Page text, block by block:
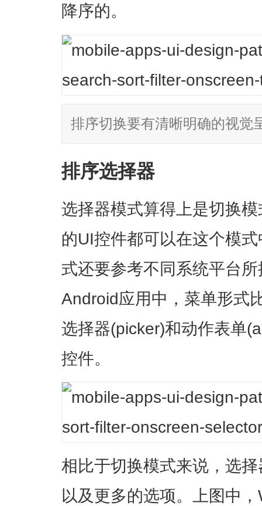
降序的。
排序切换要有清晰明确的视觉
排序选择器
选择器模式算得上是切换
的UI控件都可以在这个模
式还要参考不同系统平台
Android应用中，菜单形式
选择器(picker)和动作表单
控件。
相比于切换模式来说，选
以及更多的选项。上图中